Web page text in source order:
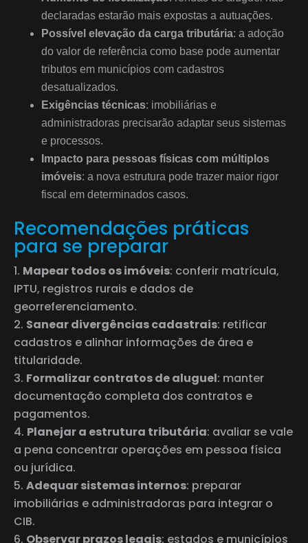
declaradas estarão mais expostas a autuações.
Possível elevação da carga tributária: a adoção
do valor de referência como base pode aumentar
tributos em municípios com cadastros
desatualizados.
Exigências técnicas: imobiliárias e
administradoras precisarão adaptar seus sistemas
e processos.
Impacto para pessoas físicas com múltiplos
imóveis: a nova estrutura pode trazer maior rigor
fiscal em determinados casos.
Recomendações práticas
para se preparar
Mapear todos os imóveis: conferir matrícula,
IPTU, registros rurais e dados de
georreferenciamento.
Sanear divergências cadastrais: retificar
cadastros e alinhar informações de área e
titularidade.
Formalizar contratos de aluguel: manter
documentação completa dos contratos e
pagamentos.
Planejar a estrutura tributária: avaliar se vale
a pena concentrar operações em pessoa física
ou jurídica.
Adequar sistemas internos: preparar
imobiliárias e administradoras para integrar o
CIB.
Observar prazos legais: estados e municípios